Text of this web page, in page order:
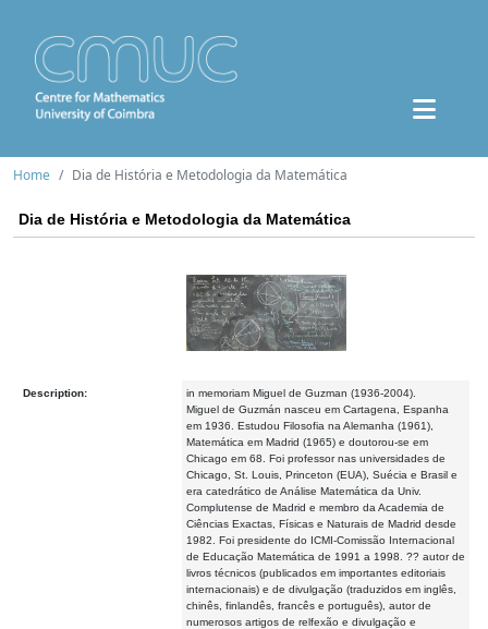
Home Dia de História e Metodologia da Matemática
Dia de História e Metodologia da Matemática
Description:
in memoriam Miguel de Guzman (1936-2004).
Miguel de Guzmán nasceu em Cartagena, Espanha
em 1936. Estudou Filosofia na Alemanha (1961),
Matemática em Madrid (1965) e doutorou-se em
Chicago em 68. Foi professor nas universidades de
Chicago, St. Louis, Princeton (EUA), Suécia e Brasil e
era catedrático de Análise Matemática da Univ.
Complutense de Madrid e membro da Academia de
Ciências Exactas, Físicas e Naturais de Madrid desde
1982. Foi presidente do ICMI-Comissão Internacional
de Educação Matemática de 1991 a 1998. ?? autor de
livros técnicos (publicados em importantes editoriais
internacionais) e de divulgação (traduzidos em inglês,
chinês, finlandês, francês e português), autor de
numerosos artigos de relfexão e divulgação e